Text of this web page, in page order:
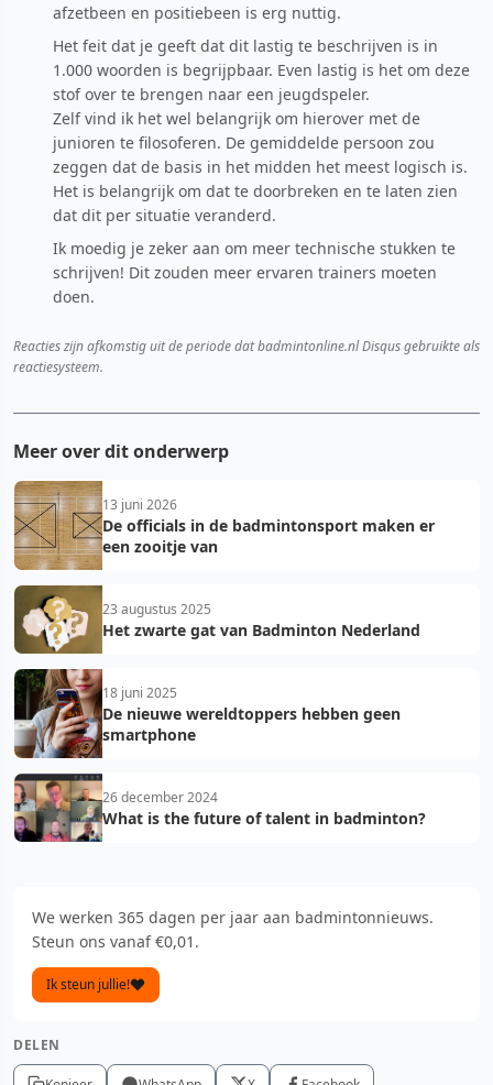
afzetbeen en positiebeen is erg nuttig.
Het feit dat je geeft dat dit lastig te beschrijven is in
1.000 woorden is begrijpbaar. Even lastig is het om deze
stof over te brengen naar een jeugdspeler.
Zelf vind ik het wel belangrijk om hierover met de
junioren te filosoferen. De gemiddelde persoon zou
zeggen dat de basis in het midden het meest logisch is.
Het is belangrijk om dat te doorbreken en te laten zien
dat dit per situatie veranderd.
Ik moedig je zeker aan om meer technische stukken te
schrijven! Dit zouden meer ervaren trainers moeten
doen.
Reacties zijn afkomstig uit de periode dat badmintonline.nl Disqus gebruikte als
reactiesysteem.
Meer over dit onderwerp
13 juni 2026
De officials in de badmintonsport maken er
een zooitje van
23 augustus 2025
Het zwarte gat van Badminton Nederland
18 juni 2025
De nieuwe wereldtoppers hebben geen
smartphone
26 december 2024
What is the future of talent in badminton?
We werken 365 dagen per jaar aan badmintonnieuws.
Steun ons vanaf €0,01.
Ik steun jullie!
DELEN